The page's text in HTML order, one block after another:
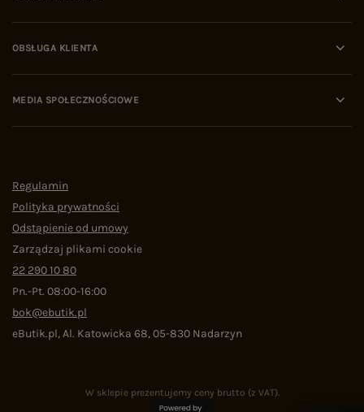
OBSŁUGA KLIENTA
MEDIA SPOŁECZNOŚCIOWE
Regulamin
Polityka prywatności
Odstąpienie od umowy
Zarządzaj plikami cookie
22 290 10 80
Pn.-Pt. 08:00-16:00
bok@ebutik.pl
eButik.pl,Al. Katowicka 68,05-830 Nadarzyn
W sklepie prezentujemy ceny brutto (z VAT).